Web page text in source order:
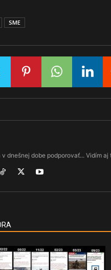
SME
v dnešnej dobe podporovať... Vidím